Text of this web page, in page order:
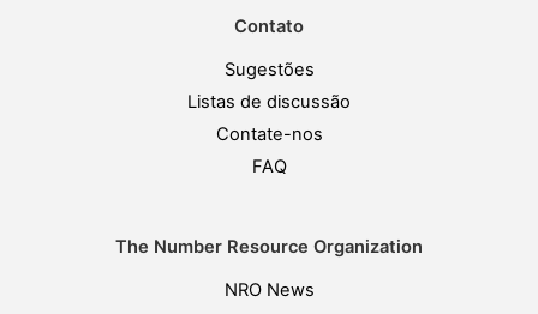
Contato
Sugestões
Listas de discussão
Contate-nos
FAQ
The Number Resource Organization
NRO News